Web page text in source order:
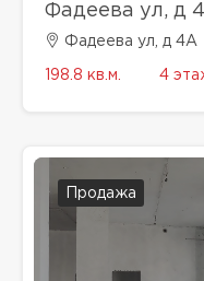
Фадеева ул, д
Фадеева ул, д 4A
198.8 кв.м. 4
Продажа